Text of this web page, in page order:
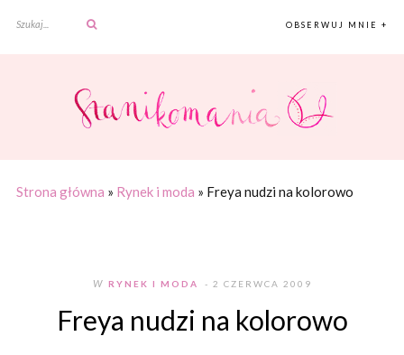
OBSERWUJ MNIE +
Strona główna » Rynek i moda » Freya nudzi na kolorowo
W RYNEK I MODA - 2 CZERWCA 2009
Freya nudzi na kolorowo